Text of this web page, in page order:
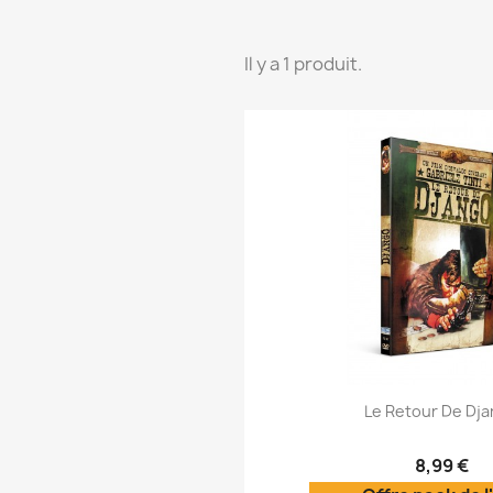
Il y a 1 produit.
Aperçu
Le Retour De
8,99 €